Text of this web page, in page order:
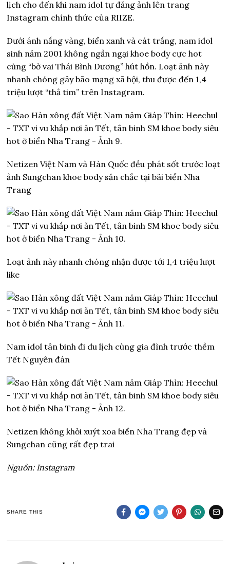
lịch cho đến khi nam idol tự đăng ảnh lên trang
Instagram chính thức của RIIZE.
Dưới ánh nắng vàng, biển xanh và cát trắng, nam idol
sinh năm 2001 không ngần ngại khoe body cực hot
cùng “bờ vai Thái Bình Dương” hút hồn. Loạt ảnh này
nhanh chóng gây bão mạng xã hội, thu được đến 1,4
triệu lượt “thả tim” trên Instagram.
Netizen Việt Nam và Hàn Quốc đều phát sốt trước loạt
ảnh Sungchan khoe body săn chắc tại bãi biển Nha
Trang
Loạt ảnh này nhanh chóng nhận được tới 1,4 triệu lượt
like
Nam idol tân binh đi du lịch cùng gia đình trước thềm
Tết Nguyên đán
Netizen không khỏi xuýt xoa biển Nha Trang đẹp và
Sungchan cũng rất đẹp trai
Nguồn: Instagram
SHARE THIS